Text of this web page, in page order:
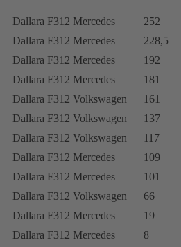
Dallara F312 Mercedes
252
Dallara F312 Mercedes
228,5
Dallara F312 Mercedes
192
Dallara F312 Mercedes
181
Dallara F312 Volkswagen
161
Dallara F312 Volkswagen
137
Dallara F312 Volkswagen
117
Dallara F312 Mercedes
109
Dallara F312 Mercedes
101
Dallara F312 Volkswagen
66
Dallara F312 Mercedes
19
Dallara F312 Mercedes
8